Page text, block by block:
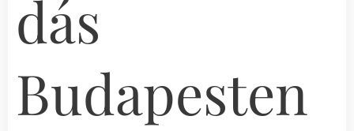
dás
Budapesten